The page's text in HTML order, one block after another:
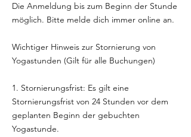
Die Anmeldung bis zum Beginn der Stunde
möglich. Bitte melde dich immer online an.
Wichtiger Hinweis zur Stornierung von
Yogastunden (Gilt für alle Buchungen)
1. Stornierungsfrist: Es gilt eine
Stornierungsfrist von 24 Stunden vor dem
geplanten Beginn der gebuchten
Yogastunde.